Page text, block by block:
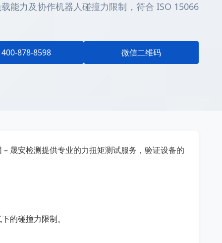
能力及协作机器人碰撞力限制，符合 ISO 15066
400-878-8598 微信二维码
晟安检测提供专业的力扭矩测试服务，验证设备的
的碰撞力限制。